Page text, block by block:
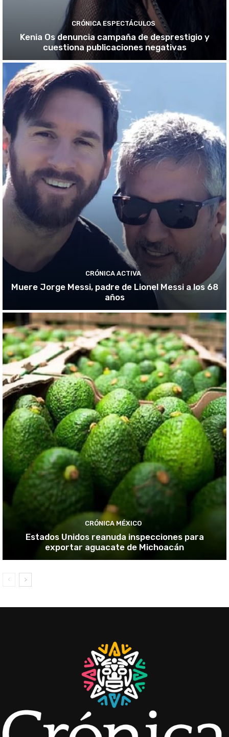
CRÓNICA ESPECTÁCULOS
Kenia Os denuncia campaña de desprestigio y
cuestiona publicaciones negativas
CRÓNICA ACTIVA
Muere Jorge Messi, padre de Lionel Messi a los 68
años
CRÓNICA MÉXICO
Estados Unidos reanuda inspecciones para
exportar aguacate de Michoacán